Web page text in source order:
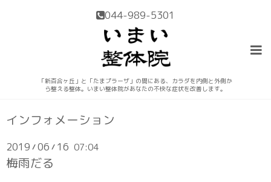
044-989-5301
「新百合ヶ丘」と「たまプラーザ」の間にある、カラダを内側と外側か
ら整える整体。いまい整体院があなたの不快な症状を改善します。
インフォメーション
2019 /06 / 16 07:04
梅雨だる